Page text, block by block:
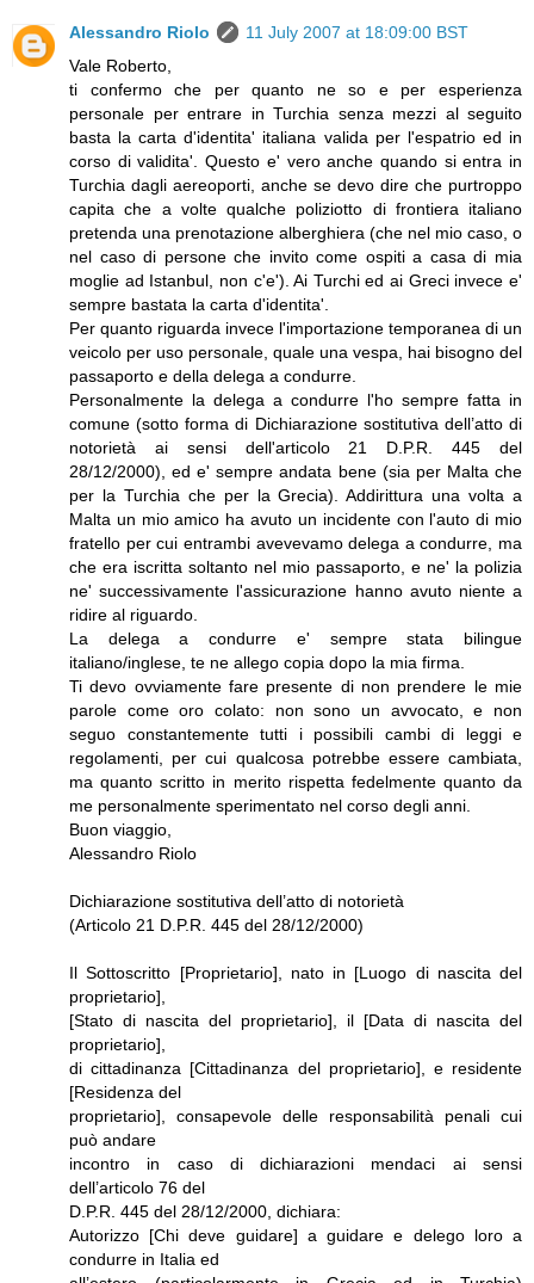
Alessandro Riolo
11 July 2007 at 18:09:00 BST
Vale Roberto,
ti confermo che per quanto ne so e per esperienza
personale per entrare in Turchia senza mezzi al seguito
basta la carta d'identita' italiana valida per l'espatrio ed in
corso di validita'. Questo e' vero anche quando si entra in
Turchia dagli aereoporti, anche se devo dire che purtroppo
capita che a volte qualche poliziotto di frontiera italiano
pretenda una prenotazione alberghiera (che nel mio caso, o
nel caso di persone che invito come ospiti a casa di mia
moglie ad Istanbul, non c'e'). Ai Turchi ed ai Greci invece e'
sempre bastata la carta d'identita'.
Per quanto riguarda invece l'importazione temporanea di un
veicolo per uso personale, quale una vespa, hai bisogno del
passaporto e della delega a condurre.
Personalmente la delega a condurre l'ho sempre fatta in
comune (sotto forma di Dichiarazione sostitutiva dell’atto di
notorietà ai sensi dell'articolo 21 D.P.R. 445 del
28/12/2000), ed e' sempre andata bene (sia per Malta che
per la Turchia che per la Grecia). Addirittura una volta a
Malta un mio amico ha avuto un incidente con l'auto di mio
fratello per cui entrambi avevevamo delega a condurre, ma
che era iscritta soltanto nel mio passaporto, e ne' la polizia
ne' successivamente l'assicurazione hanno avuto niente a
ridire al riguardo.
La delega a condurre e' sempre stata bilingue
italiano/inglese, te ne allego copia dopo la mia firma.
Ti devo ovviamente fare presente di non prendere le mie
parole come oro colato: non sono un avvocato, e non
seguo constantemente tutti i possibili cambi di leggi e
regolamenti, per cui qualcosa potrebbe essere cambiata,
ma quanto scritto in merito rispetta fedelmente quanto da
me personalmente sperimentato nel corso degli anni.
Buon viaggio,
Alessandro Riolo
Dichiarazione sostitutiva dell’atto di notorietà
(Articolo 21 D.P.R. 445 del 28/12/2000)
Il Sottoscritto [Proprietario], nato in [Luogo di nascita del
proprietario],
[Stato di nascita del proprietario], il [Data di nascita del
proprietario],
di cittadinanza [Cittadinanza del proprietario], e residente
[Residenza del
proprietario], consapevole delle responsabilità penali cui
può andare
incontro in caso di dichiarazioni mendaci ai sensi
dell’articolo 76 del
D.P.R. 445 del 28/12/2000, dichiara:
Autorizzo [Chi deve guidare] a guidare e delego loro a
condurre in Italia ed